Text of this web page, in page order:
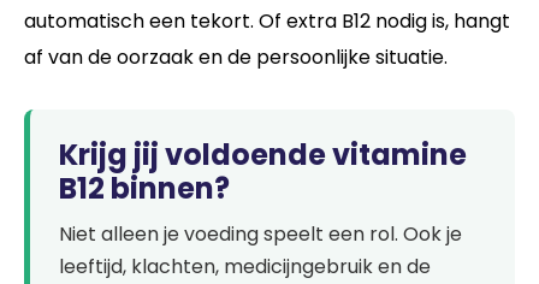
automatisch een tekort. Of extra B12 nodig is, hangt
af van de oorzaak en de persoonlijke situatie.
Krijg jij voldoende vitamine
B12 binnen?
Niet alleen je voeding speelt een rol. Ook je
leeftijd, klachten, medicijngebruik en de